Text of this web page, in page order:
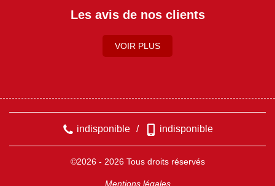
Les avis de nos clients
VOIR PLUS
indisponible / indisponible
©2026 - 2026 Tous droits réservés
Mentions légales